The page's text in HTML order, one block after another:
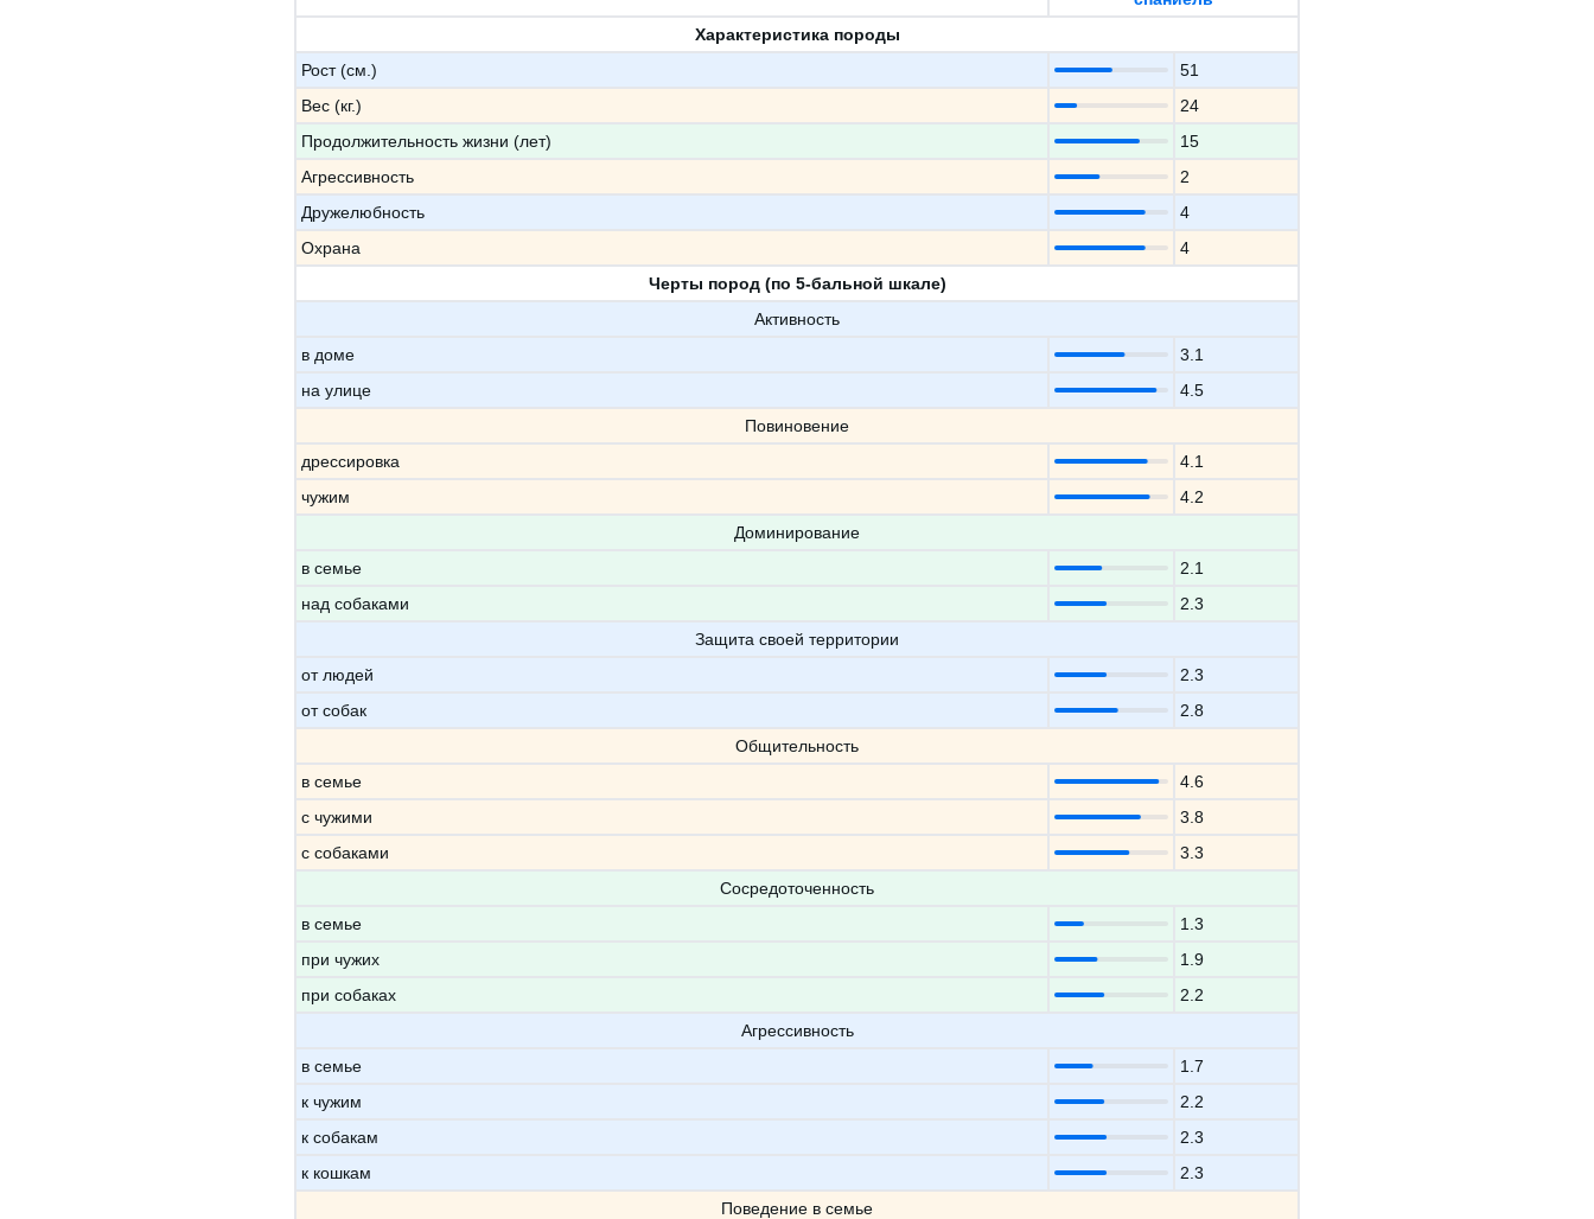
Характеристика породы
Рост (см.)
51
Вес (кг.)
24
Продолжительность жизни (лет)
15
Агрессивность
2
Дружелюбность
4
Охрана
4
Черты пород (по 5-бальной шкале)
Активность
в доме
3.1
на улице
4.5
Повиновение
дрессировка
4.1
чужим
4.2
Доминирование
в семье
2.1
над собаками
2.3
Защита своей территории
от людей
2.3
от собак
2.8
Общительность
в семье
4.6
с чужими
3.8
с собаками
3.3
Сосредоточенность
в семье
1.3
при чужих
1.9
при собаках
2.2
Агрессивность
в семье
1.7
к чужим
2.2
к собакам
2.3
к кошкам
2.3
Поведение в семье